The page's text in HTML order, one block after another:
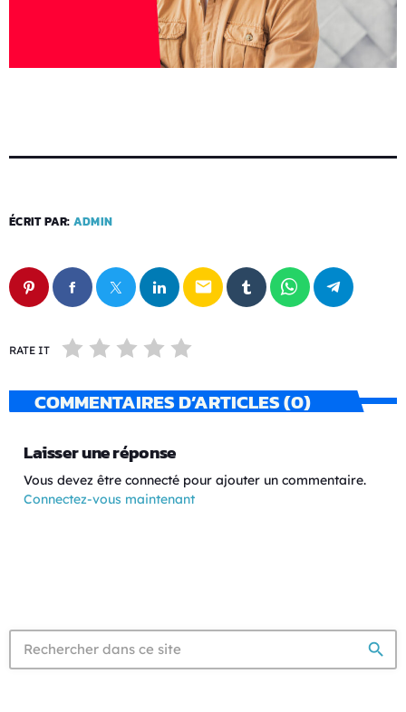
ÉCRIT PAR: ADMIN
email
RATE IT
COMMENTAIRES D’ARTICLES (0)
Laisser une réponse
Vous devez être connecté pour ajouter un commentaire.
Connectez-vous maintenant
search